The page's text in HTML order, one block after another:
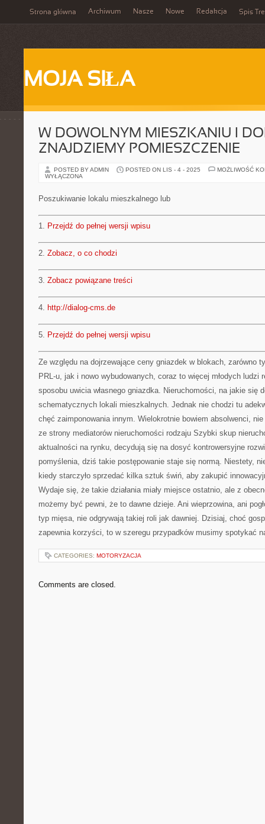
Strona główna Archiwum Nasze Nowe Redakcja Spis
MOJA SIŁA
W DOWOLNYM MIESZKANIU I
ZNAJDZIEMY POMIESZCZENIE
POSTED BY ADMIN POSTED ON LIS - 4 - 2025
MOŻLIWOŚĆ
WYŁĄCZONA
Poszukiwanie lokalu mieszkalnego lub
1. Przejdź do pełnej wersji wpisu
2. Zobacz, o co chodzi
3. Zobacz powiązane treści
4. http://dialog-cms.de
5. Przejdź do pełnej wersji wpisu
Ze względu na dojrzewające ceny gniazdek w blokach, zarówno
PRL-u, jak i nowo wybudowanych, coraz to więcej młodych ludzi
sposobu uwicia własnego gniazdka. Nieruchomości, na jakie się
schematycznych lokali mieszkalnych. Jednak nie chodzi tu
chęć zaimponowania innym. Wielokrotnie bowiem absolwenci,
ze strony mediatorów nieruchomości rodzaju Szybki skup
aktualności na rynku, decydują się na dosyć kontrowersyjne
pomyślenia, dziś takie postępowanie staje się normą. Niestety,
kiedy starczyło sprzedać kilka sztuk świń, aby zakupić
Wydaje się, że takie działania miały miejsce ostatnio, ale z
możemy być pewni, że to dawne dzieje. Ani wieprzowina, ani
typ mięsa, nie odgrywają takiej roli jak dawniej. Dzisiaj, choć
zapewnia korzyści, to w szeregu przypadków musimy spotykać
CATEGORIES: MOTORYZACJA
Comments are closed.